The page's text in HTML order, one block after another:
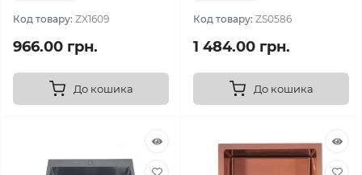
Код товару: ZX1609
966.00 грн.
До кошика
Код товару: ZS0586
1 484.00 грн.
До кошика